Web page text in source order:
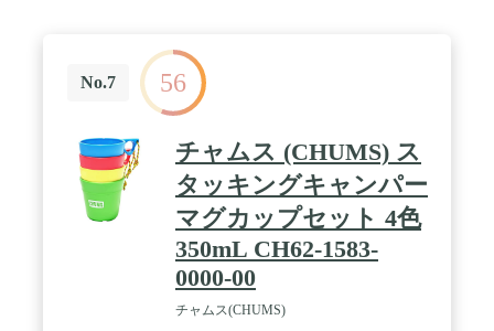
プとしてだけではなく、小さめのクッカーとしても
お使いいただけます。 / ＜世界に一つだけのマグカ
ップ＞DaLaCaチタンマグカップを加熱すると、チタ
ン特有の綺麗な青紫の焼き色へ変化していき、その
時その時のシーンを楽しむことが出来ます。世界に
一つだけしかないあなただけのギアを完成させてく
ださい。
No.7 56
チャムス (CHUMS) ス
タッキングキャンパー
マグカップセット 4色
350mL CH62-1583-
0000-00
チャムス(CHUMS)